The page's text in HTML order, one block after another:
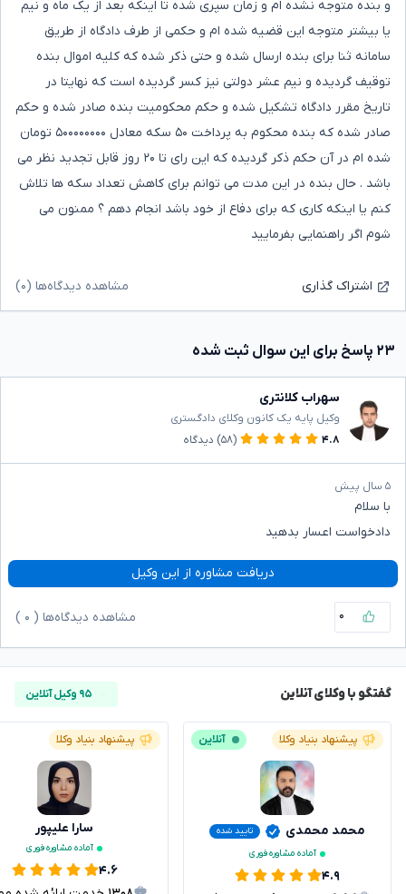
و بنده متوجه نشده ام و زمان سپری شده تا اینکه بعد از یک ماه و نیم
یا بیشتر متوجه این قضیه شده ام و حکمی از طرف دادگاه از طریق
سامانه ثنا برای بنده ارسال شده و حتی ذکر شده که کلیه اموال بنده
توقیف گردیده و نیم عشر دولتی نیز کسر گردیده است که نهایتا در
تاریخ مقرر دادگاه تشکیل شده و حکم محکومیت بنده صادر شده و حکم
صادر شده که بنده محکوم به پرداخت ۵۰ سکه معادل ۵۰۰۰۰۰۰۰۰ تومان
شده ام در آن حکم ذکر گردیده که این رای تا ۲۰ روز قابل تجدید نظر می
باشد . حال بنده در این مدت می توانم برای کاهش تعداد سکه ها تلاش
کنم یا اینکه کاری که برای دفاع از خود باشد انجام دهم ؟ ممنون می
شوم اگر راهنمایی بفرمایید
اشتراک گذاری مشاهده دیدگاه‌ها (۰)
۲۳ پاسخ برای این سوال ثبت شده
سهراب کلانتری
وکیل پایه یک کانون وکلای دادگستری
۴.۸
(۵۸) دیدگاه
۵ سال پیش
با سلام
دادخواست اعسار بدهید
دریافت مشاوره از این وکیل
۰ مشاهده دیدگاه‌ها ( ۰
گفتگو با وکلای آنلاین ۹۵ وکیل آنلاین
پیشنهاد بنیاد وکلا آنلاین
محمد محمدی
تایید شده
آماده مشاوره فوری
۴.۹
پیشنهاد بنیاد وکلا
سارا علیپور
آماده مشاوره فوری
۴.۶